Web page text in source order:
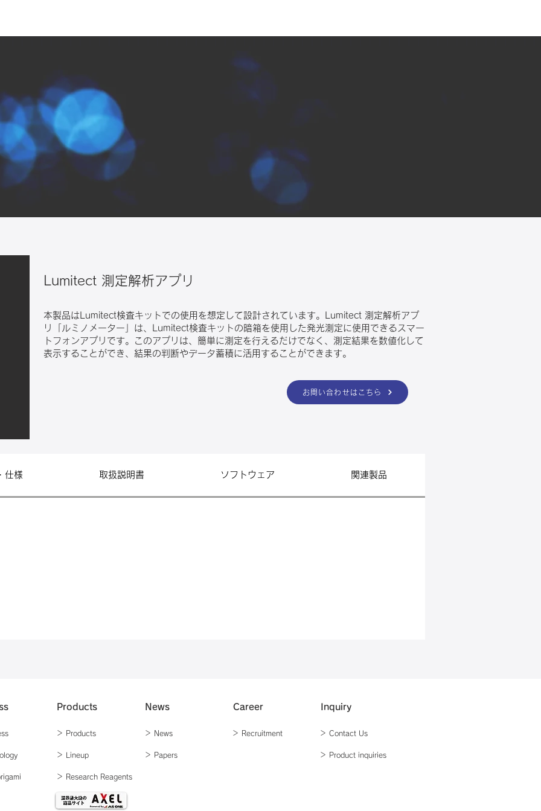
Lumitect 測定解析アプリ
本製品はLumitect検査キットでの使用を想定して設計されています。Lumitect 測定解析アプ
リ「ルミノメーター」は、Lumitect検査キットの暗箱を使用した発光測定に使用できるスマー
トフォンアプリです。このアプリは、簡単に測定を行えるだけでなく、測定結果を数値化して
表示することができ、結果の判断やデータ蓄積に活用することができます。
お問い合わせはこちら
仕様 取扱説明書 ソフトウェア 関連製品
Products News Career Inquiry
＞ Products
＞ Lineup
＞ Research Reagents
＞ News
＞ Papers
＞ Recruitment ＞ Contact Us
＞ Product inquiries